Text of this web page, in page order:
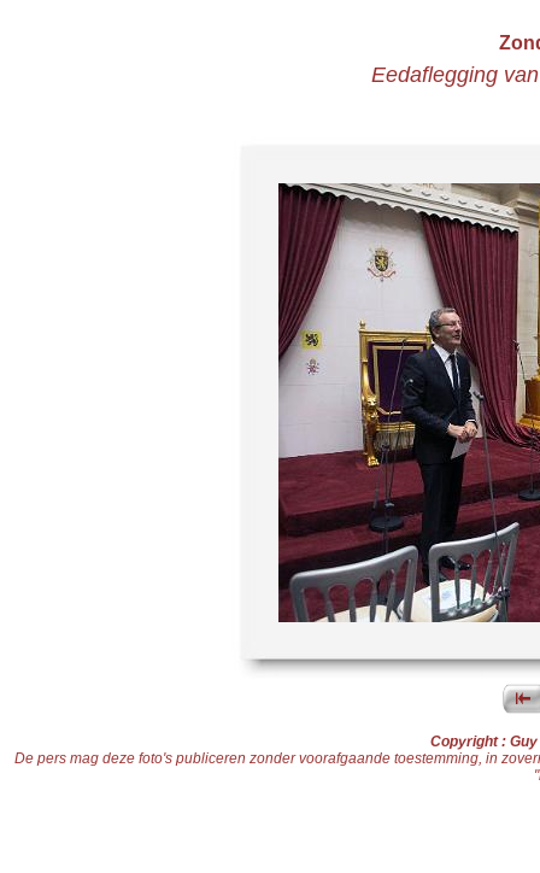
Eedaflegging
Copyright :
De pers mag deze foto's publiceren zonder voorafgaande toestemming, in